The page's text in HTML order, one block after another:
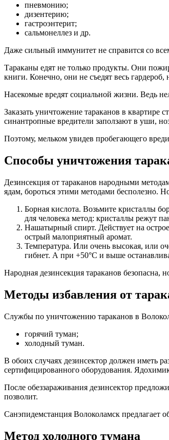
пневмонию;
дизентерию;
гастроэнтерит;
сальмонеллез и др.
Даже сильный иммунитет не справится со
Тараканы едят не только продукты. Они
книги. Конечно, они не съедят весь
Насекомые вредят социальной жизни. Ведь
Заказать уничтожение тараканов в
синантропные вредители заползают в уши,
Поэтому, мельком увидев пробегающего
Способы уничтожения
Дезинсекция от тараканов народными
ядам, бороться этими методами бесполезно.
Борная кислота. Возьмите кристаллы
для человека метод: кристаллы режут
Нашатырный спирт. Действует на
острый малоприятный аромат.
Температура. Или очень высокая, или
гибнет. А при +50°С и выше
Народная дезинсекция тараканов
Методы избавления от
Службы по уничтожению тараканов в
горячий туман;
холодный туман.
В обоих случаях дезинсектор должен иметь
сертифицированного оборудования.
После обеззараживания дезинсектор
позволит.
Санэпидемстанция Волоколамск предлагает
Метод холодного тумана